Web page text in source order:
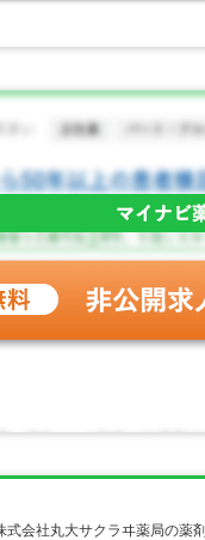
会社丸大サクラヰ薬局の薬